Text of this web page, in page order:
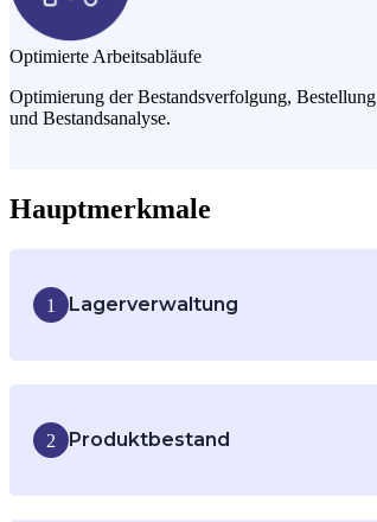
Optimierte Arbeitsabläufe
Optimierung der Bestandsverfolgung, Bestellung
und Bestandsanalyse.
Hauptmerkmale
1 Lagerverwaltung
2 Produktbestand